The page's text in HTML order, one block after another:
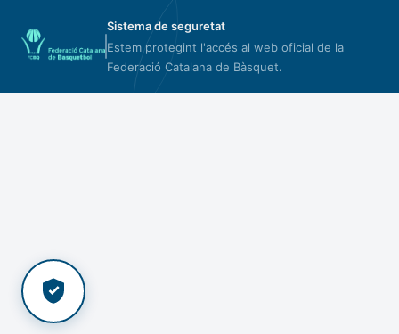
Sistema de seguretat
Estem protegint l'accés al web oficial de la
Federació Catalana de Bàsquet.